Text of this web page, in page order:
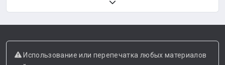
Использование или перепечатка любых материалов